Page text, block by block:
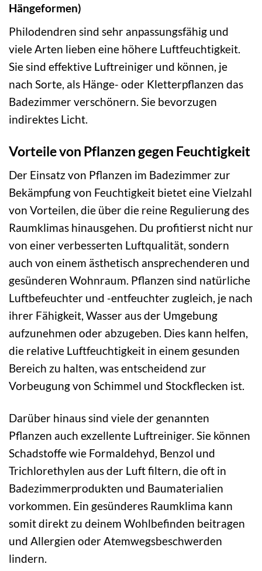
Hängeformen)
Philodendren sind sehr anpassungsfähig und
viele Arten lieben eine höhere Luftfeuchtigkeit.
Sie sind effektive Luftreiniger und können, je
nach Sorte, als Hänge- oder Kletterpflanzen das
Badezimmer verschönern. Sie bevorzugen
indirektes Licht.
Vorteile von Pflanzen gegen Feuchtigkeit
Der Einsatz von Pflanzen im Badezimmer zur
Bekämpfung von Feuchtigkeit bietet eine Vielzahl
von Vorteilen, die über die reine Regulierung des
Raumklimas hinausgehen. Du profitierst nicht nur
von einer verbesserten Luftqualität, sondern
auch von einem ästhetisch ansprechenderen und
gesünderen Wohnraum. Pflanzen sind natürliche
Luftbefeuchter und -entfeuchter zugleich, je nach
ihrer Fähigkeit, Wasser aus der Umgebung
aufzunehmen oder abzugeben. Dies kann helfen,
die relative Luftfeuchtigkeit in einem gesunden
Bereich zu halten, was entscheidend zur
Vorbeugung von Schimmel und Stockflecken ist.
Darüber hinaus sind viele der genannten
Pflanzen auch exzellente Luftreiniger. Sie können
Schadstoffe wie Formaldehyd, Benzol und
Trichlorethylen aus der Luft filtern, die oft in
Badezimmerprodukten und Baumaterialien
vorkommen. Ein gesünderes Raumklima kann
somit direkt zu deinem Wohlbefinden beitragen
und Allergien oder Atemwegsbeschwerden
lindern.